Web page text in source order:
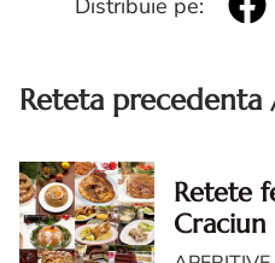
Distribuie pe:
Reteta
Retete
Craciun